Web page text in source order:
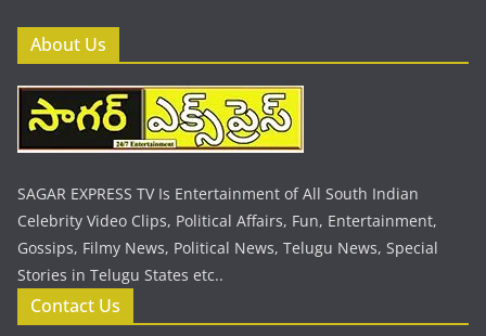
About Us
SAGAR EXPRESS TV Is Entertainment of All South Indian
Celebrity Video Clips, Political Affairs, Fun, Entertainment,
Gossips, Filmy News, Political News, Telugu News, Special
Stories in Telugu States etc..
Contact Us